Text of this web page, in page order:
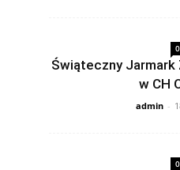
0
Świąteczny Jarmark
w CH
admin -
0